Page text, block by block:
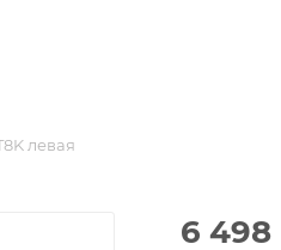
левая
6 498